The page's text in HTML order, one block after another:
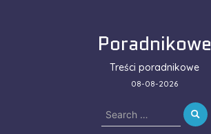
Poradnikowe
Treści poradnikowe
08-08-2026
Search
for: